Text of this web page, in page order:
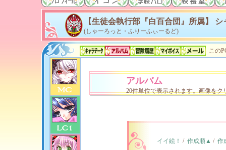
【生徒会執行部『白百合団』所属】
(しゃーろっと・ふりーふぃーるど)
この
アルバム
20件単位で表示されます。画像を
イイ絵！ / 作成順▲ / 作